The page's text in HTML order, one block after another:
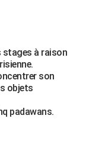
stages à raison
son
objets
padawans.